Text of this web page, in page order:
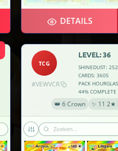
DETAILS
TCG
#VEWVCR
LEVEL: 36
SHINEDUST:
CARDS: 3605
PACK
44% COMPLETE
👑 6 Crown ✨ 11 2★